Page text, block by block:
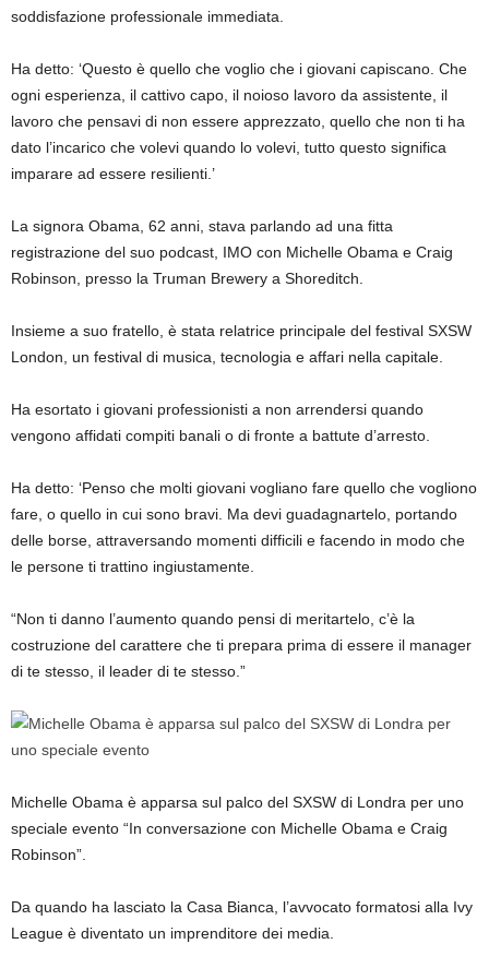
soddisfazione professionale immediata.
Ha detto: ‘Questo è quello che voglio che i giovani capiscano. Che
ogni esperienza, il cattivo capo, il noioso lavoro da assistente, il
lavoro che pensavi di non essere apprezzato, quello che non ti ha
dato l’incarico che volevi quando lo volevi, tutto questo significa
imparare ad essere resilienti.’
La signora Obama, 62 anni, stava parlando ad una fitta
registrazione del suo podcast, IMO con Michelle Obama e Craig
Robinson, presso la Truman Brewery a Shoreditch.
Insieme a suo fratello, è stata relatrice principale del festival SXSW
London, un festival di musica, tecnologia e affari nella capitale.
Ha esortato i giovani professionisti a non arrendersi quando
vengono affidati compiti banali o di fronte a battute d’arresto.
Ha detto: ‘Penso che molti giovani vogliano fare quello che vogliono
fare, o quello in cui sono bravi. Ma devi guadagnartelo, portando
delle borse, attraversando momenti difficili e facendo in modo che
le persone ti trattino ingiustamente.
“Non ti danno l’aumento quando pensi di meritartelo, c’è la
costruzione del carattere che ti prepara prima di essere il manager
di te stesso, il leader di te stesso.”
Michelle Obama è apparsa sul palco del SXSW di Londra per uno
speciale evento “In conversazione con Michelle Obama e Craig
Robinson”.
Da quando ha lasciato la Casa Bianca, l’avvocato formatosi alla Ivy
League è diventato un imprenditore dei media.